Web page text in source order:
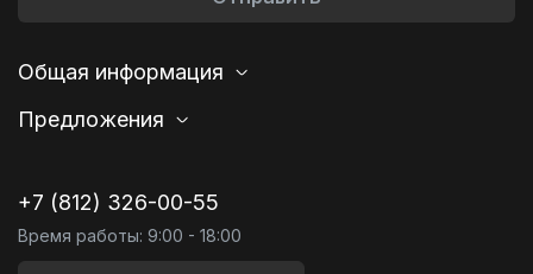
Общая информация
Предложения
+7 (812) 326-00-55
Время работы: 9:00 - 18:00